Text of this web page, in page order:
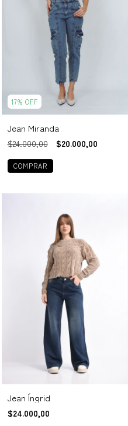
17% OFF
Jean Miranda
$24.000,00 $20.000,00
COMPRAR
Jean Íngrid
$24.000,00